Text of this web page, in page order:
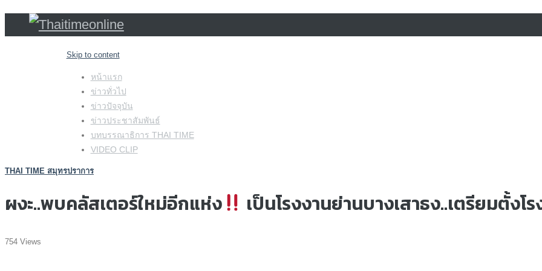
Skip to content
หน้าแรก
ข่าวทั่วไป
ข่าวปัจจุบัน
ข่าวประชาสัมพันธ์
บทบรรณาธิการ THAI TIME
VIDEO CLIP
THAI TIME สมุทรปราการ
ผงะ..พบคลัสเตอร์ใหม่อีกแห่ง เป็นโรงงานย่านบางเสาธง..เตรียมตั้งโ
754 Views